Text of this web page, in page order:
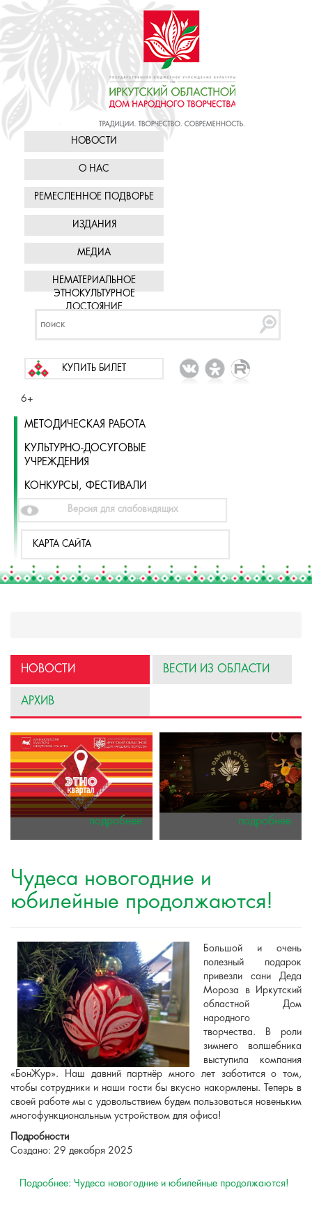
НОВОСТИ
О НАС
РЕМЕСЛЕННОЕ ПОДВОРЬЕ
ИЗДАНИЯ
МЕДИА
НЕМАТЕРИАЛЬНОЕ
ЭТНОКУЛЬТУРНОЕ
ДОСТОЯНИЕ
КУПИТЬ БИЛЕТ
6+
МЕТОДИЧЕСКАЯ РАБОТА
КУЛЬТУРНО-ДОСУГОВЫЕ
УЧРЕЖДЕНИЯ
КОНКУРСЫ, ФЕСТИВАЛИ
Версия для слабовидящих
КАРТА САЙТА
НОВОСТИ ВЕСТИ ИЗ ОБЛАСТИ
АРХИВ
подробнее подробнее
Чудеса новогодние и
юбилейные продолжаются!
Большой и очень
полезный подарок
привезли сани Деда
Мороза в Иркутский
областной Дом
народного
творчества. В роли
зимнего волшебника
выступила компания
«БонЖур». Наш давний партнёр много лет заботится о том,
чтобы сотрудники и наши гости бы вкусно накормлены. Теперь в
своей работе мы с удовольствием будем пользоваться новеньким
многофункциональным устройством для офиса!
Подробности
Создано: 29 декабря 2025
Подробнее: Чудеса новогодние и юбилейные продолжаются!